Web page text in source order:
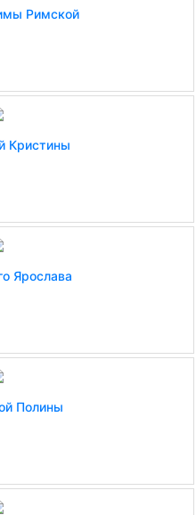
Римской
Кристины
Ярослава
Полины